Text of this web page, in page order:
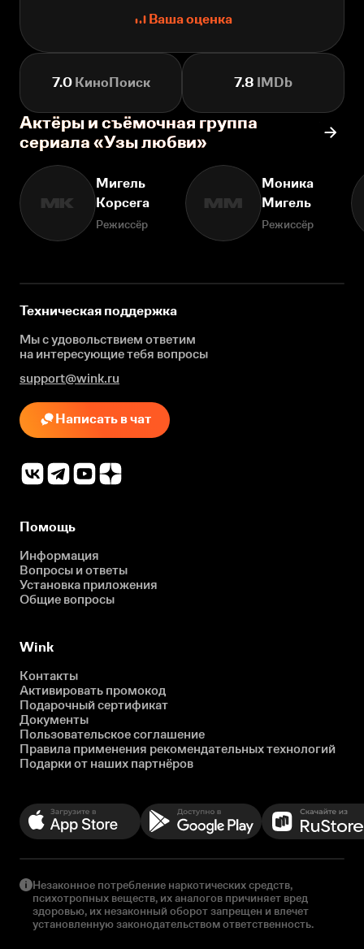
Ваша оценка
7.0КиноПоиск 7.8 IMDb
Актёры и съёмочная группа
сериала «Узы любви»
МК
Мигель
Корсега
Режиссёр
ММ
Моника
Мигель
Режиссёр
Техническая поддержка
Мы с удовольствием ответим
на интересующиетебя вопросы
support@wink.ru
Написать в чат
Помощь
Информация
Вопросы и ответы
Установка приложения
Общие вопросы
Wink
Контакты
Активировать промокод
Подарочный сертификат
Документы
Пользовательское соглашение
Правила применения рекомендательных технологий
Подарки от наших партнёров
Незаконное потребление наркотических средств,
психотропных веществ, их аналогов причиняет вред
здоровью, их незаконный оборот запрещен и влечет
установленную законодательством ответственность.